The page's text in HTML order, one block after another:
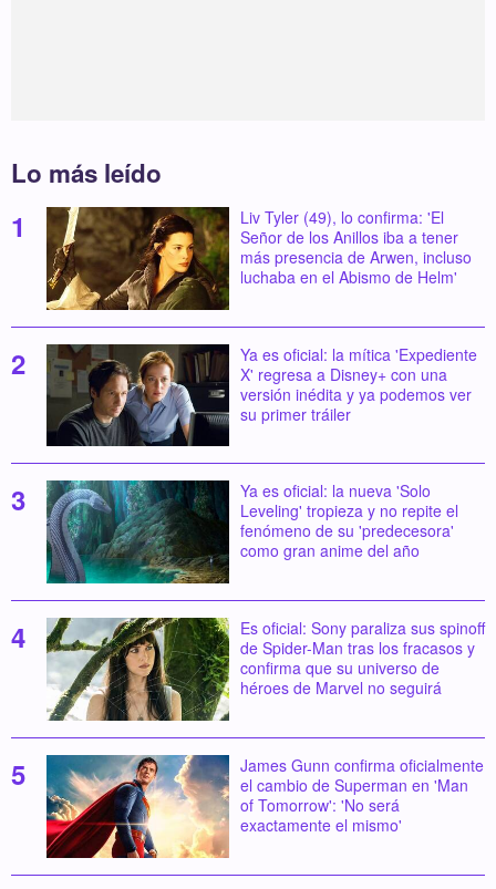
Lo más leído
Liv Tyler (49), lo confirma: 'El
Señor de los Anillos iba a tener
más presencia de Arwen, incluso
luchaba en el Abismo de Helm'
Ya es oficial: la mítica 'Expediente
X' regresa a Disney+ con una
versión inédita y ya podemos ver
su primer tráiler
Ya es oficial: la nueva 'Solo
Leveling' tropieza y no repite el
fenómeno de su 'predecesora'
como gran anime del año
Es oficial: Sony paraliza sus spinoff
de Spider-Man tras los fracasos y
confirma que su universo de
héroes de Marvel no seguirá
James Gunn confirma oficialmente
el cambio de Superman en 'Man
of Tomorrow': 'No será
exactamente el mismo'